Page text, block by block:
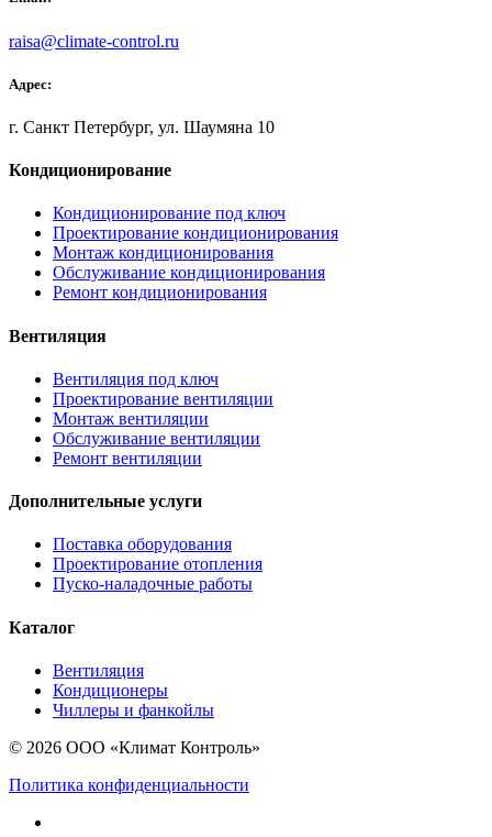
raisa@climate-control.ru
Адрес:
г. Санкт Петербург, ул. Шаумяна 10
Кондиционирование
Кондиционирование под ключ
Проектирование кондиционирования
Монтаж кондиционирования
Обслуживание кондиционирования
Ремонт кондиционирования
Вентиляция
Вентиляция под ключ
Проектирование вентиляции
Монтаж вентиляции
Обслуживание вентиляции
Ремонт вентиляции
Дополнительные услуги
Поставка оборудования
Проектирование отопления
Пуско-наладочные работы
Каталог
Вентиляция
Кондиционеры
Чиллеры и фанкойлы
© 2026 ООО «Климат Контроль»
Политика конфиденциальности